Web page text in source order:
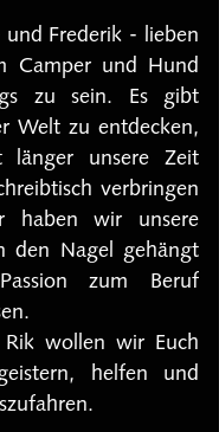
Frederik - lieben
Camper und Hund
zu sein. Es gibt
Welt zu entdecken,
länger unsere Zeit
verbringen
haben wir unsere
den Nagel gehängt
zum Beruf
wollen wir Euch
helfen und